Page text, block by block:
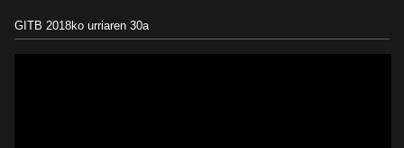
GITB 2018ko urriaren 30a